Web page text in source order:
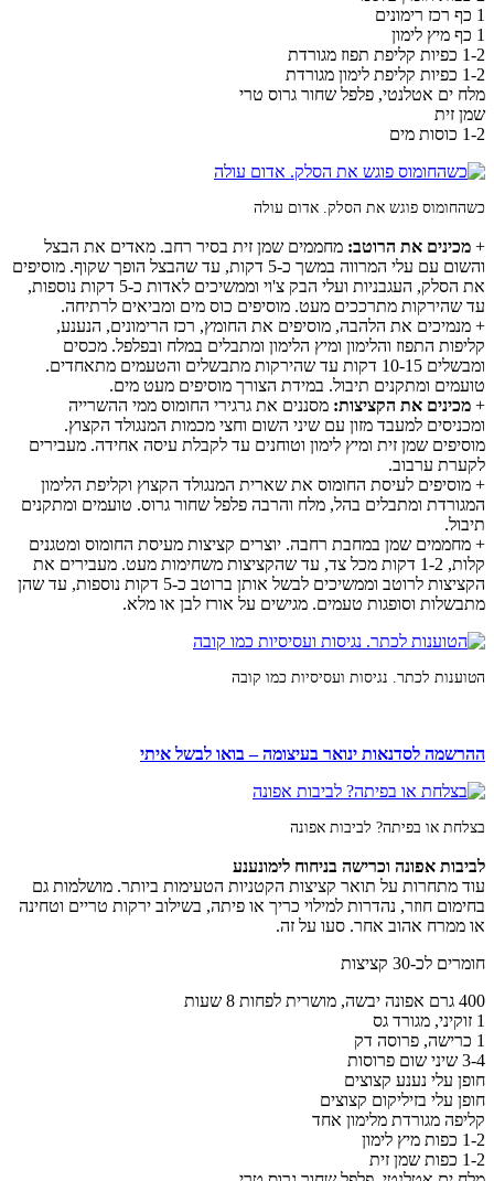
1 כף רכז רימונים
1 כף מיץ לימון
1-2 כפיות קליפת תפוז מגורדת
1-2 כפיות קליפת לימון מגורדת
מלח ים אטלנטי, פלפל שחור גרוס טרי
שמן זית
1-2 כוסות מים
כשהחומוס פוגש את הסלק. אדום עולה
+ מכינים את הרוטב: מחממים שמן זית בסיר רחב. מאדים את הבצל
והשום עם עלי המרווה במשך כ-5 דקות, עד שהבצל הופך שקוף. מוסיפים
את הסלק, העגבניות ועלי הבק צ'וי וממשיכים לאדות כ-5 דקות נוספות,
עד שהירקות מתרככים מעט. מוסיפים כוס מים ומביאים לרתיחה.
+ מנמיכים את הלהבה, מוסיפים את החומץ, רכז הרימונים, הנענע,
קליפות התפוז והלימון ומיץ הלימון ומתבלים במלח ובפלפל. מכסים
ומבשלים 10-15 דקות עד שהירקות מתבשלים והטעמים מתאחדים.
טועמים ומתקנים תיבול. במידת הצורך מוסיפים מעט מים.
+ מכינים את הקציצות: מסננים את גרגירי החומוס ממי ההשרייה
ומכניסים למעבד מזון עם שיני השום וחצי מכמות המנגולד הקצוץ.
מוסיפים שמן זית ומיץ לימון וטוחנים עד לקבלת עיסה אחידה. מעבירים
לקערת ערבוב.
+ מוסיפים לעיסת החומוס את שארית המנגולד הקצוץ וקליפת הלימון
המגורדת ומתבלים בהל, מלח והרבה פלפל שחור גרוס. טועמים ומתקנים
תיבול.
+ מחממים שמן במחבת רחבה. יוצרים קציצות מעיסת החומוס ומטגנים
קלות, 1-2 דקות מכל צד, עד שהקציצות משחימות מעט. מעבירים את
הקציצות לרוטב וממשיכים לבשל אותן ברוטב כ-5 דקות נוספות, עד שהן
מתבשלות וסופגות טעמים. מגישים על אורז לבן או מלא.
הטוענות לכתר. נגיסות ועסיסיות כמו קובה
ההרשמה לסדנאות ינואר בעיצומה – בואו לבשל איתי
בצלחת או בפיתה? לביבות אפונה
לביבות אפונה וכרישה בניחוח לימונענע
עוד מתחרות על תואר קציצות הקטניות הטעימות ביותר. מושלמות גם
בחימום חוזר, נהדרות למילוי כריך או פיתה, בשילוב ירקות טריים וטחינה
או ממרח אהוב אחר. סעו על זה.
חומרים לכ-30 קציצות
400 גרם אפונה יבשה, מושרית לפחות 8 שעות
1 זוקיני, מגורד גס
1 כרישה, פרוסה דק
3-4 שיני שום פרוסות
חופן עלי נענע קצוצים
חופן עלי בזיליקום קצוצים
קליפה מגורדת מלימון אחד
1-2 כפות מיץ לימון
1-2 כפות שמן זית